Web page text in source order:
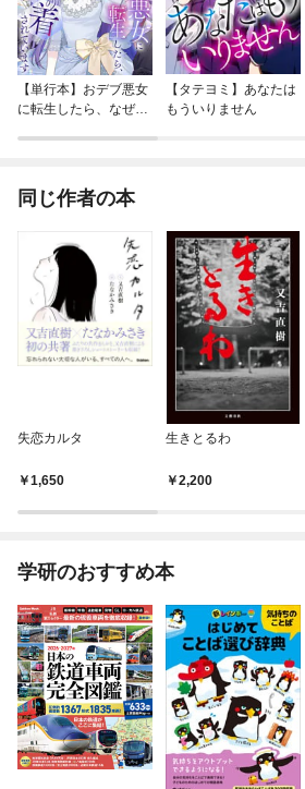
【単行本】おデブ悪女
に転生したら、なぜか
【タテヨミ】あなたは
もういりません
同じ作者の本
失恋カルタ
1,650
生きとるわ
2,200
学研のおすすめ本